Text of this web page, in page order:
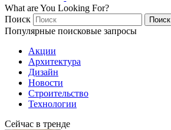
What are You Looking For?
Поиск
Поиск
Популярные поисковые запросы
Акции
Архитектура
Дизайн
Новости
Строительство
Технологии
Сейчас в тренде